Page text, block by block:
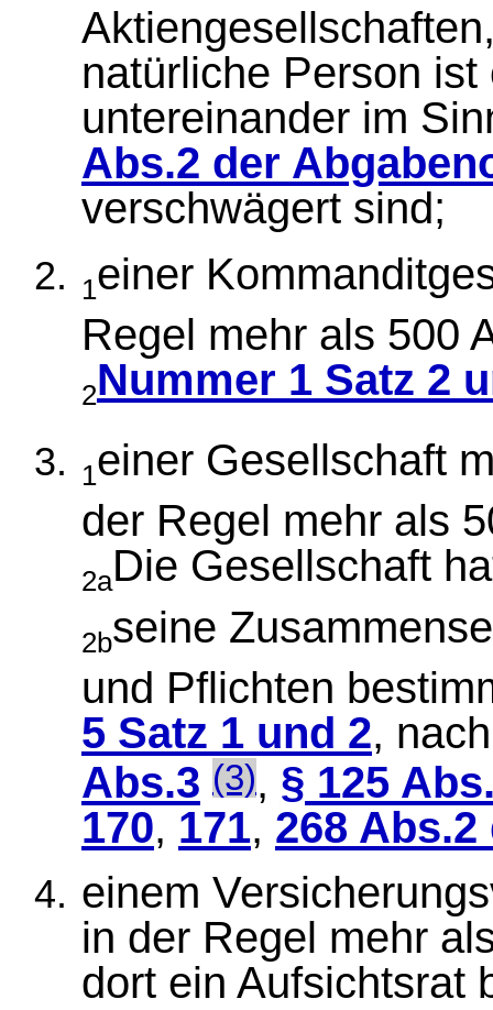
natürliche Person
untereinander im
Abs.2 der
verschwägert sind;
1einer
Regel mehr als 500
2Nummer 1 Satz 2
1einer Gesellschaft
der Regel mehr als
2aDie Gesellschaft
2bseine
und Pflichten
5 Satz 1 und 2,
Abs.3 (3), § 125
170, 171, 268
einem
in der Regel mehr
dort ein Aufsichtsrat